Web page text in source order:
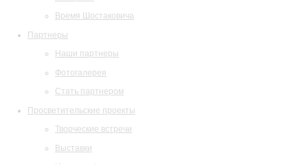
Время Шостаковича
Партнеры
Наши партнеры
Фотогалерея
Стать партнером
Просветительские проекты
Творческие встречи
Выставки